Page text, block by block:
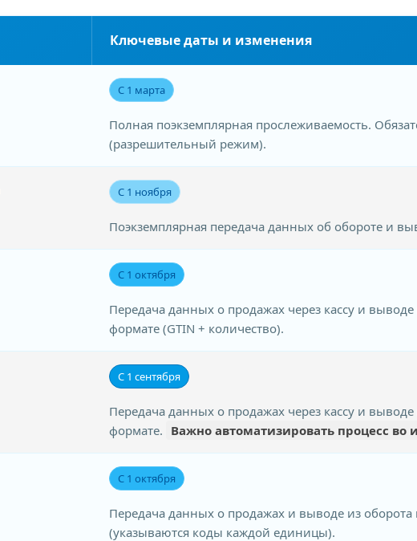
Ключевые даты и изменения
С 1 марта
Полная поэкземплярная прослеживаемость.
(разрешительный режим).
С 1 ноября
Поэкземплярная передача данных об обороте и
С 1 октября
Передача данных о продажах через кассу и
формате (GTIN + количество).
С 1 сентября
Передача данных о продажах через кассу и
формате. Важно автоматизировать процесс во
С 1 октября
Передача данных о продажах и выводе из
(указываются коды каждой единицы).